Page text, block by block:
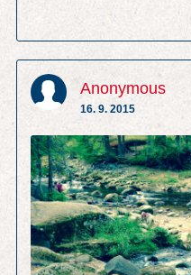
Anonymous
16. 9. 2015